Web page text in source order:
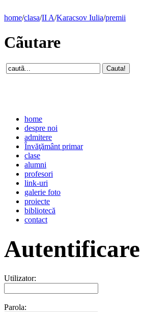
home/clasa/II A/Karacsov Iulia/premii
Cãutare
home
despre noi
admitere
Învăţământ primar
clase
alumni
profesori
link-uri
galerie foto
proiecte
bibliotecă
contact
Autentificare
Utilizator:
Parola: